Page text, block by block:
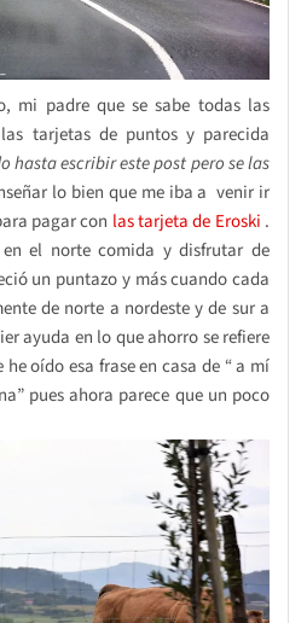
mi padre que se sabe todas las
tarjetas de puntos y parecida
hasta escribir este post pero se las
lo bien que me iba a venir ir
pagar con las tarjeta de Eroski .
el norte comida y disfrutar de
un puntazo y más cuando cada
de norte a nordeste y de sur a
ayuda en lo que ahorro se refiere
oído esa frase en casa de “ a mí
pues ahora parece que un poco